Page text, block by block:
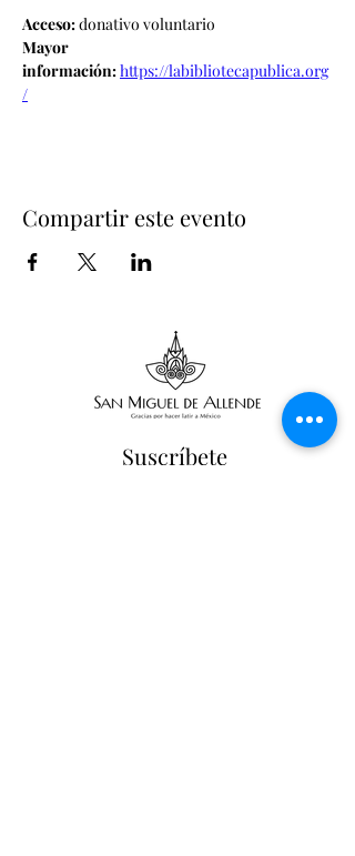
Acceso: donativo voluntario
Mayor
información:https://labibliotecapublica.org
/
Compartir este evento
Suscríbete